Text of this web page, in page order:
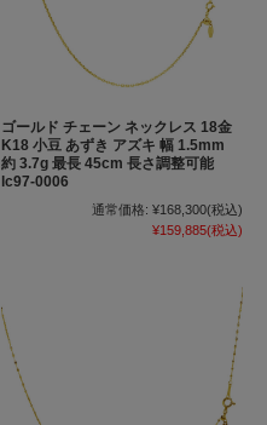
ゴールド チェーン ネックレス 18金
K18 小豆 あずき アズキ 幅 1.5mm
約 3.7g 最長 45cm 長さ調整可能
lc97-0006
通常価格: ¥168,300(税込)
¥159,885(税込)